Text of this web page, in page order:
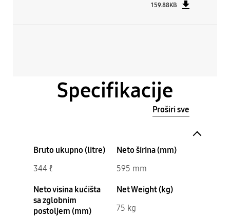
159.88KB
Specifikacije
Proširi sve
Bruto ukupno (litre)
344 ℓ
Neto širina (mm)
595 mm
Neto visina kućišta
sa zglobnim
postoljem (mm)
Net Weight (kg)
75 kg